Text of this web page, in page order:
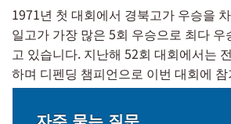
1971년 첫 대회에서 경북고가 우승을
일고가 가장 많은 5회 우승으로 최다
고 있습니다. 지난해 52회 대회에서는
하며 디펜딩 챔피언으로 이번 대회에
자주 묻는 질문